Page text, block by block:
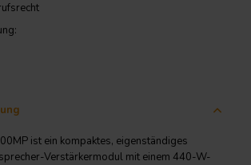
ist ein kompaktes, eigenständiges
Verstärkermodul mit einem 440-W-